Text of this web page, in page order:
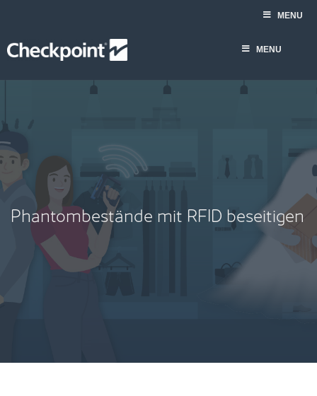
Skip
content
MENU
Phantombestände mit RFID beseitigen
MENU